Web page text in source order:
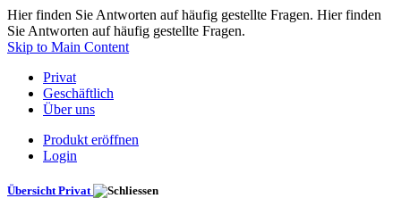
Hier finden Sie Antworten auf häufig gestellte Fragen. Hier finden
Sie Antworten auf häufig gestellte Fragen.
Skip to Main Content
Privat
Geschäftlich
Über uns
Produkt eröffnen
Login
Übersicht Privat